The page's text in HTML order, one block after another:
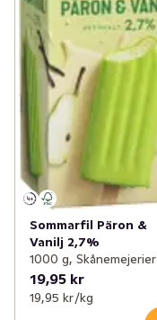
Sommarfil Päron &
Vanilj 2,7%
1000 g, Skånemejerier
19,95 kr
19,95 kr /kg